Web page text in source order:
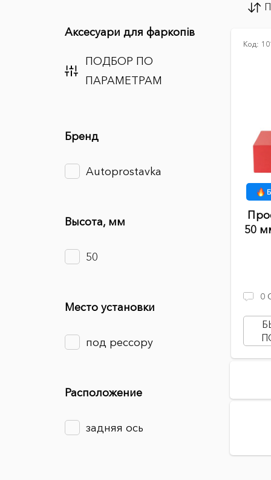
Аксесуари для фаркопів
ПОДБОР ПО
ПАРАМЕТРАМ
Бренд
Autoprostavka
Высота, мм
50
Место установки
под рессору
Расположение
задняя ось
Код:
50
0